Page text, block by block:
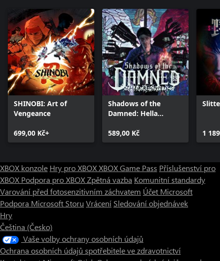
SHINOBI: Art of
Vengeance
699,00 Kč+
Shadows of the
Damned: Hella
589,00 Kč
1
XBOX konzole Hry pro XBOXXBOX Game Pass Příslušenství pro
XBOX Podpora pro XBOXZpětná vazba Komunitní standardy
Varování před fotosenzitivním záchvatem Účet Microsoft
Podpora Microsoft Storu Vrácení Sledování objednávek
Hry
Čeština (Česko)
Vaše volby ochrany osobních údajů
Ochrana osobních údajů spotřebitele ve zdravotnictví